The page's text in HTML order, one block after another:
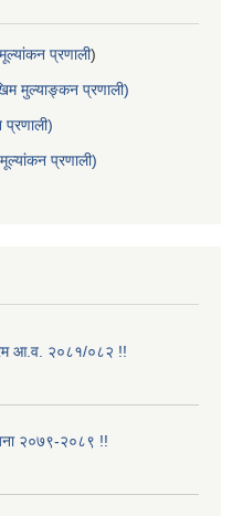
प्रणाली)
मुल्याङ्कन प्रणाली)
प्रणाली)
आ.व. २०८१/०८२ !!
२०७९-२०८९ !!